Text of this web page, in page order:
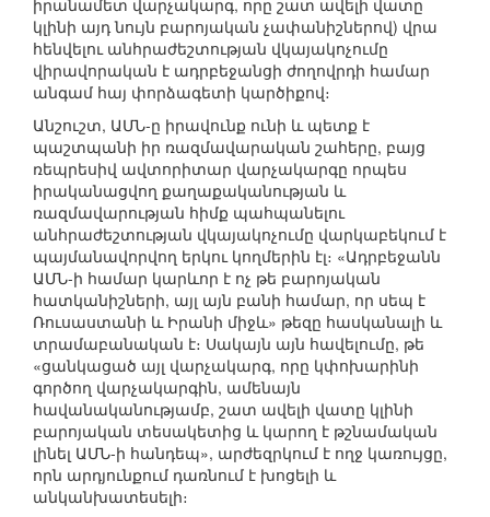
իրանամետ վարչակարգ, որը շատ ավելի վատը
կլինի այդ նույն բարոյական չափանիշներով) վրա
հենվելու անհրաժեշտության վկայակոչումը
վիրավորական է ադրբեջանցի ժողովրդի համար
անգամ հայ փորձագետի կարծիքով։
Անշուշտ, ԱՄՆ-ը իրավունք ունի և պետք է
պաշտպանի իր ռազմավարական շահերը, բայց
ռեպրեսիվ ավտորիտար վարչակարգը որպես
իրականացվող քաղաքականության և
ռազմավարության հիմք պահպանելու
անհրաժեշտության վկայակոչումը վարկաբեկում է
պայմանավորվող երկու կողմերին էլ։ «Ադրբեջանն
ԱՄՆ-ի համար կարևոր է ոչ թե բարոյական
հատկանիշների, այլ այն բանի համար, որ սեպ է
Ռուսաստանի և Իրանի միջև» թեզը հասկանալի և
տրամաբանական է։ Սակայն այն հավելումը, թե
«ցանկացած այլ վարչակարգ, որը կփոխարինի
գործող վարչակարգին, ամենայն
հավանականությամբ, շատ ավելի վատը կլինի
բարոյական տեսակետից և կարող է թշնամական
լինել ԱՄՆ-ի հանդեպ», արժեզրկում է ողջ կառույցը,
որն արդյունքում դառնում է խոցելի և
անկանխատեսելի։